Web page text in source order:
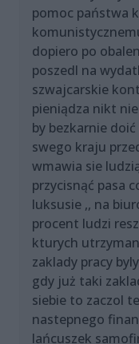
pomoc państwa
dopiero po
poszedl na
szwajcarskie
pieniądza nikt
by bezkarnie
swego kraju
wmawia sie
przycisnąć pasa
luksusie ,, na
procent ludzi
kturych
zaklady pracy
gdy już taki
siebie to zaczol
nastepnego
lańcuszek